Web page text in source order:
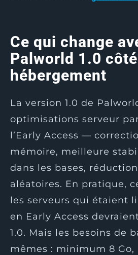
Ce qui change
Palworld 1.0 côté
hébergement
La version 1.0 de
optimisations serveur
l’Early Access —
mémoire, meilleure
dans les bases,
aléatoires. En pratique,
les serveurs qui étaient
en Early Access
1.0. Mais les besoins de
mêmes : minimum 8 Go,